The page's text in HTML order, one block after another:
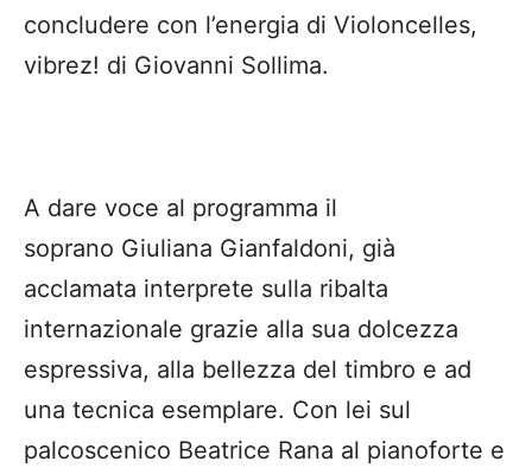
concludere con l’energia di Violoncelles,
vibrez! di Giovanni Sollima.
A dare voce al programma il
soprano Giuliana Gianfaldoni, già
acclamata interprete sulla ribalta
internazionale grazie alla sua dolcezza
espressiva, alla bellezza del timbro e ad
una tecnica esemplare. Con lei sul
palcoscenico Beatrice Rana al pianoforte e